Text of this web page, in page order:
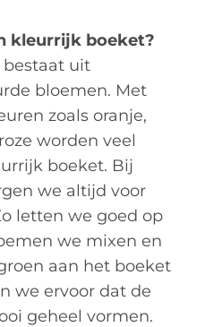
kleurrijk boeket?
bestaat uit
bloemen. Met
zoals oranje,
worden veel
boeket. Bij
we altijd voor
letten we goed op
we mixen en
aan het boeket
we ervoor dat de
geheel vormen.